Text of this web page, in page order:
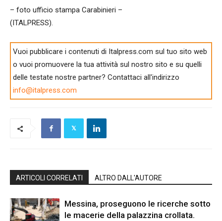
– foto ufficio stampa Carabinieri –
(ITALPRESS).
Vuoi pubblicare i contenuti di Italpress.com sul tuo sito web
o vuoi promuovere la tua attività sul nostro sito e su quelli
delle testate nostre partner? Contattaci all'indirizzo
info@italpress.com
ARTICOLI CORRELATI ALTRO DALL'AUTORE
Messina, proseguono le ricerche sotto
le macerie della palazzina crollata.